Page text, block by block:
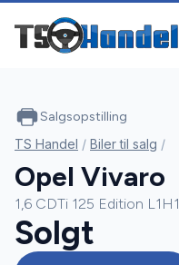
Salgsopstilling
TS Handel / Biler til salg /
Opel Vivaro
1,6 CDTi 125 Edition L1H1
Solgt